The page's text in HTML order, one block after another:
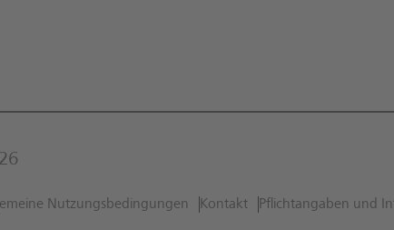
Nutzungs­bedingungen Kontakt Pflichtangaben und